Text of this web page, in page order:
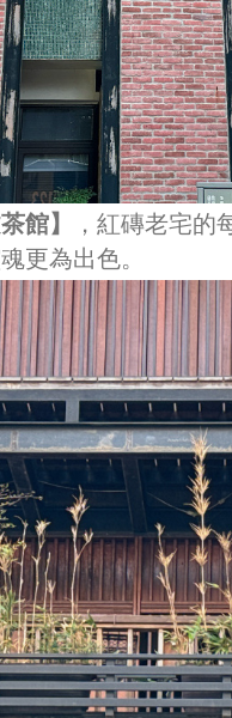
館】
，紅磚老宅
更為出色。